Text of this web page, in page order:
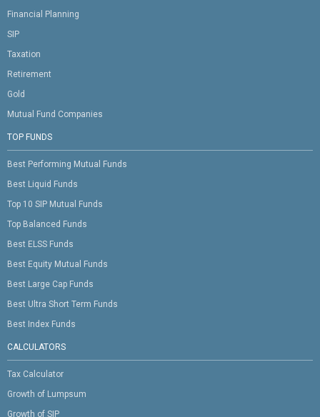
Financial Planning
SIP
Taxation
Retirement
Gold
Mutual Fund Companies
TOP FUNDS
Best Performing Mutual Funds
Best Liquid Funds
Top 10 SIP Mutual Funds
Top Balanced Funds
Best ELSS Funds
Best Equity Mutual Funds
Best Large Cap Funds
Best Ultra Short Term Funds
Best Index Funds
CALCULATORS
Tax Calculator
Growth of Lumpsum
Growth of SIP